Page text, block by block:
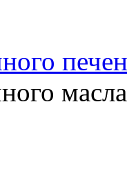
масла